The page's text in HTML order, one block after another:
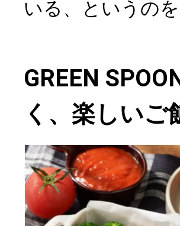
いる、というの
GREEN
く、楽しいご